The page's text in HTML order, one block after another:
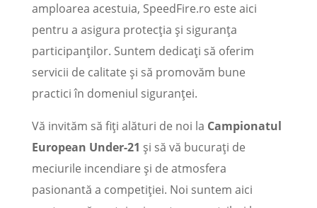
amploarea acestuia, SpeedFire.ro este aici
pentru a asigura protecția și siguranța
participanților. Suntem dedicați să oferim
servicii de calitate și să promovăm bune
practici în domeniul siguranței.
Vă invităm să fiți alături de noi la Campionatul
European Under-21 și să vă bucurați de
meciurile incendiare și de atmosfera
pasionantă a competiției. Noi suntem aici